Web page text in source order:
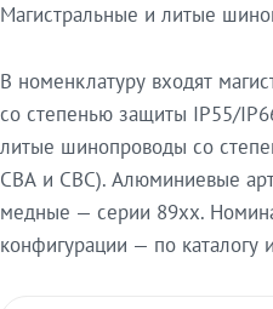
Магистральные и литые
В номенклатуру входят
со степенью защиты IP55/
литые шинопроводы со
СВА и СВС). Алюминиевые
медные — серии 89xx.
конфигурации — по каталогу